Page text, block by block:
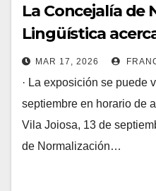
La Concejalía de
Lingüística
‘Teixim llaços des
la Sala Kilómetro
Biblioteca
Zaragoza
MAR 17, 2026
· La exposición se puede
septiembre en horario de
Vila Joiosa, 13 de
de Normalización…